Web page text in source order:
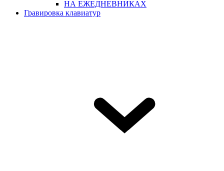
НА ЕЖЕДНЕВНИКАХ
Гравировка клавиатур